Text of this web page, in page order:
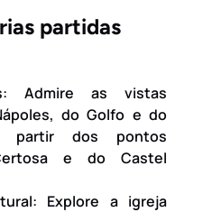
partidas
Admire as vistas
do Golfo e do
partir dos pontos
e do Castel
Explore a igreja